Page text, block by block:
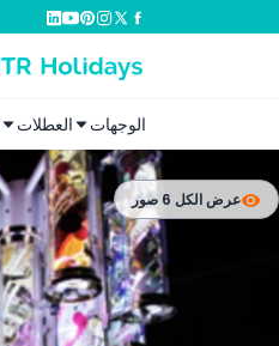
الوجهات العطلات
عرض الكل 6 صور